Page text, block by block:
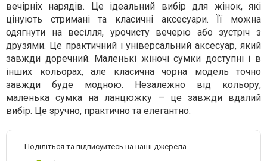
вечірніх нарядів. Це ідеальний вибір для жінок, які
цінують стримані та класичні аксесуари. Її можна
одягнути на весілля, урочисту вечерю або зустріч з
друзями. Це практичний і універсальний аксесуар, який
завжди доречний. Маленькі жіночі сумки доступні і в
інших кольорах, але класична чорна модель точно
завжди буде модною. Незалежно від кольору,
маленька сумка на ланцюжку – це завжди вдалий
вибір. Це зручно, практично та елегантно.
Поділіться та підписуйтесь на наші джерела